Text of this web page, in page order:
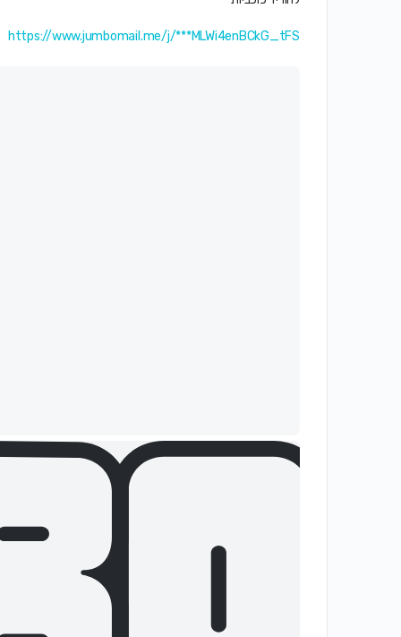
https://www.jumbomail.me/j/***MLWi4enBCkG_tFS